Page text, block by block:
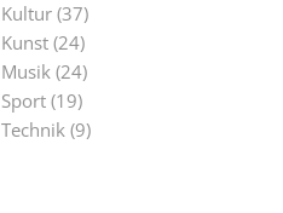
Kultur (37)
Kunst (24)
Musik (24)
Sport (19)
Technik (9)